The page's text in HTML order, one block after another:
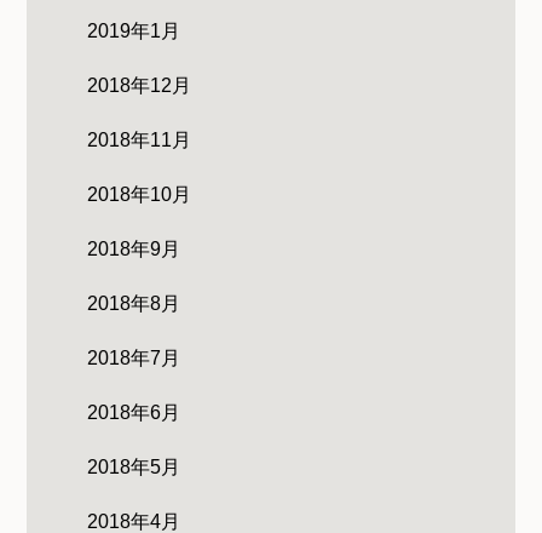
2019年1月
2018年12月
2018年11月
2018年10月
2018年9月
2018年8月
2018年7月
2018年6月
2018年5月
2018年4月